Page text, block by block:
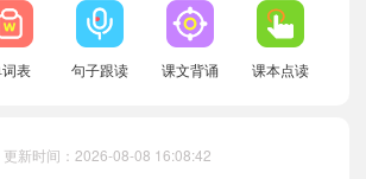
表 句子跟读 课文背诵 课本点读
更新时间：2026-08-08 16:08:42
习 仁爱科普版九年级上册Unit 8 Exploring单词
仁爱科普版九年级下册Unit 10 Exploring单词